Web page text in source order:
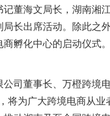
董海文局长，湖南湘
长出席活动。除此之
孵化中心的启动仪式。
司董事长、万橙跨境
将为广大跨境电商从